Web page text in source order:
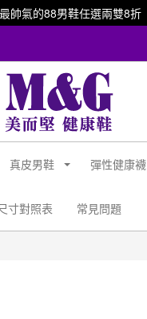
帥氣的88男鞋任選兩雙8折
真皮男鞋 彈性健康襪
寸對照表 常見問題